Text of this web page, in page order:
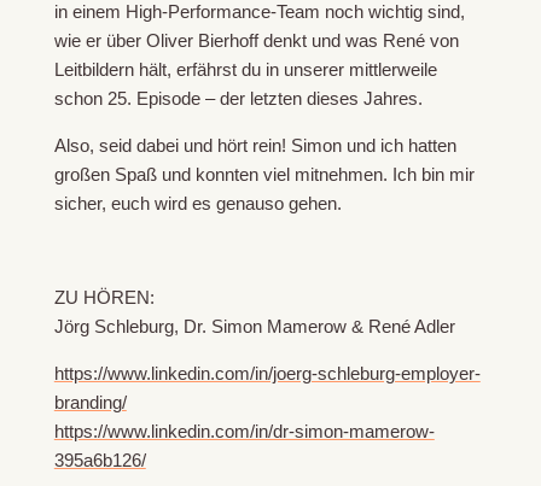
in einem High-Performance-Team noch wichtig sind,
wie er über Oliver Bierhoff denkt und was René von
Leitbildern hält, erfährst du in unserer mittlerweile
schon 25. Episode – der letzten dieses Jahres.
Also, seid dabei und hört rein! Simon und ich hatten
großen Spaß und konnten viel mitnehmen. Ich bin mir
sicher, euch wird es genauso gehen.
ZU HÖREN:
Jörg Schleburg, Dr. Simon Mamerow & René Adler
https://www.linkedin.com/in/joerg-schleburg-employer-
branding/
https://www.linkedin.com/in/dr-simon-mamerow-
395a6b126/